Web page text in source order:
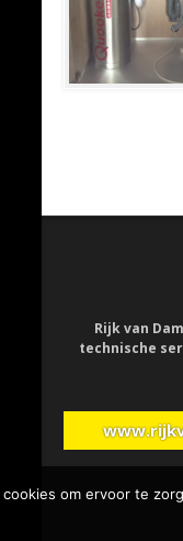
Rijk van
technische
cookies om ervoor te